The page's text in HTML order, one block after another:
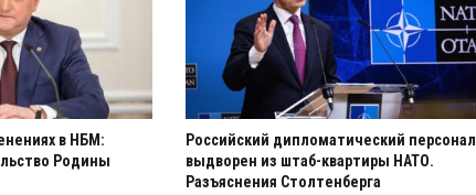
в НБМ:
Родины
Российский дипломатический персонал
выдворен из штаб-квартиры НАТО.
Разъяснения Столтенберга